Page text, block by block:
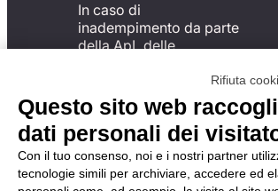
In caso di
inadempimento da parte
della ApL delle
del Codice di Condotta, è
possibile presentare un
reclamo
all’Organismo di
Monitoraggio utilizzando
una delle modalità
descritte al seguente
Rifiuta
Questo sito web
dati personali dei
Con il tuo consenso, noi e i nostri partner
tecnologie simili per archiviare, accedere ed